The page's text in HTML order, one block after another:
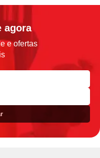
agora
e ofertas